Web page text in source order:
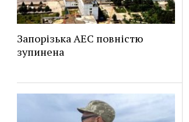
Запорізька АЕС повністю
зупинена